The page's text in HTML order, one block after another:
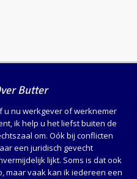
Butter
u nu werkgever of werknemer
ik help u het liefst buiten de
om. Oók bij conflicten
een juridisch gevecht
lijkt. Soms is dat ook
maar vaak kan ik iedereen een